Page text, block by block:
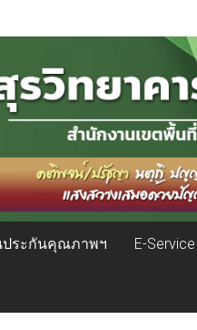
ประกันคุณภาพฯ E-Service